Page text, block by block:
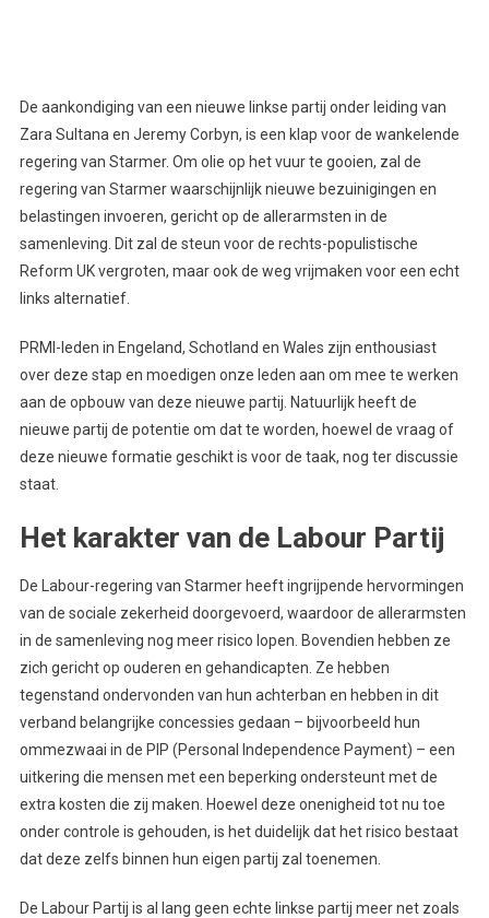
De aankondiging van een nieuwe linkse partij onder leiding van
Zara Sultana en Jeremy Corbyn, is een klap voor de wankelende
regering van Starmer. Om olie op het vuur te gooien, zal de
regering van Starmer waarschijnlijk nieuwe bezuinigingen en
belastingen invoeren, gericht op de allerarmsten in de
samenleving. Dit zal de steun voor de rechts-populistische
Reform UK vergroten, maar ook de weg vrijmaken voor een echt
links alternatief.
PRMI-leden in Engeland, Schotland en Wales zijn enthousiast
over deze stap en moedigen onze leden aan om mee te werken
aan de opbouw van deze nieuwe partij. Natuurlijk heeft de
nieuwe partij de potentie om dat te worden, hoewel de vraag of
deze nieuwe formatie geschikt is voor de taak, nog ter discussie
staat.
Het karakter van de Labour Partij
De Labour-regering van Starmer heeft ingrijpende hervormingen
van de sociale zekerheid doorgevoerd, waardoor de allerarmsten
in de samenleving nog meer risico lopen. Bovendien hebben ze
zich gericht op ouderen en gehandicapten. Ze hebben
tegenstand ondervonden van hun achterban en hebben in dit
verband belangrijke concessies gedaan – bijvoorbeeld hun
ommezwaai in de PIP (Personal Independence Payment) – een
uitkering die mensen met een beperking ondersteunt met de
extra kosten die zij maken. Hoewel deze onenigheid tot nu toe
onder controle is gehouden, is het duidelijk dat het risico bestaat
dat deze zelfs binnen hun eigen partij zal toenemen.
De Labour Partij is al lang geen echte linkse partij meer net zoals